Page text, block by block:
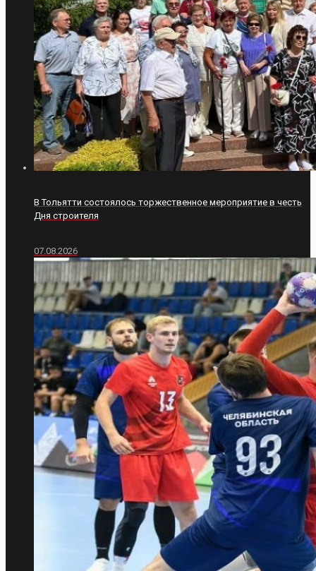
В Тольятти состоялось торжественное мероприятие в честь
Дня строителя
07.08.2026